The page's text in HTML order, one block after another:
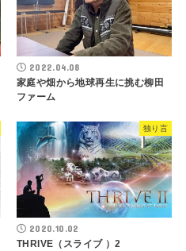
2022.04.08
家庭や畑から地球再生に挑む柳田
ファーム
独り言
2020.10.02
THRIVE（スライブ ）2